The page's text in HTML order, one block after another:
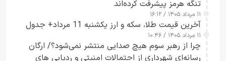
تنگه هرمز پیشرفت کرده‌اند
۱۱ مرداد ۱۴۰۵ / ۱۶:۱۲
آخرین قیمت طلا، سکه و ارز یکشنبه 11 مرداد+ جدول
۱۱ مرداد ۱۴۰۵ / ۱۰:۴۶
چرا از رهبر سوم هیچ صدایی منتشر نمی‌شود؟/ ارگان
رسانه‌ای شهرداری از احتمالات امنیتی و ردیابی های